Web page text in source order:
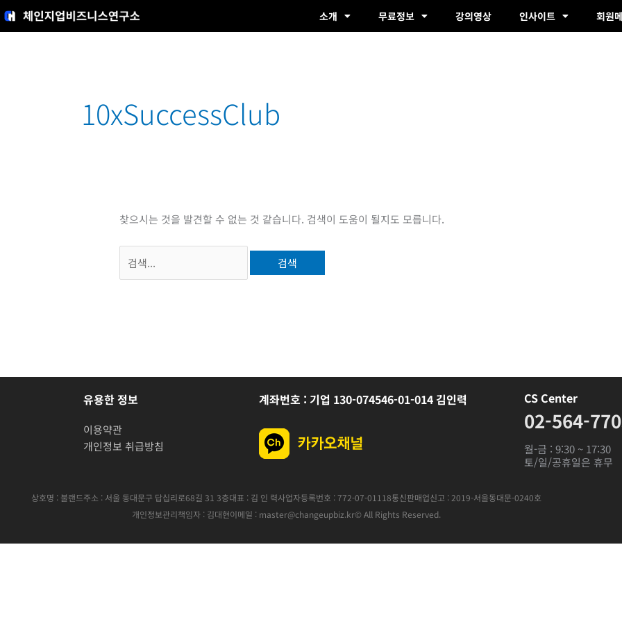
콘
텐
소개 무료정보 강의영상 인사이트 회원
10xSuccessClub
찾으시는 것을 발견할 수 없는 것 같습니다. 검색이 도움이 될지도 모릅니다.
대
유용한 정보
이용약관
개인정보 취급방침
계좌번호 : 기업 130-074546-01-014 김인력 CS Center
02-564-
월-금 : 9:30 ~ 17:30
토/일/공휴일은 휴무
상호명 : 불랜드주소 : 서울 동대문구 답십리로68길 31 3층대표 : 김 인 력사업자등록번호 : 772-07-01118통신판매업신고 : 2019-서울동대문-0240호
개인정보관리책임자 : 김대현이메일 : master@changeupbiz.kr© All Rights Reserved.